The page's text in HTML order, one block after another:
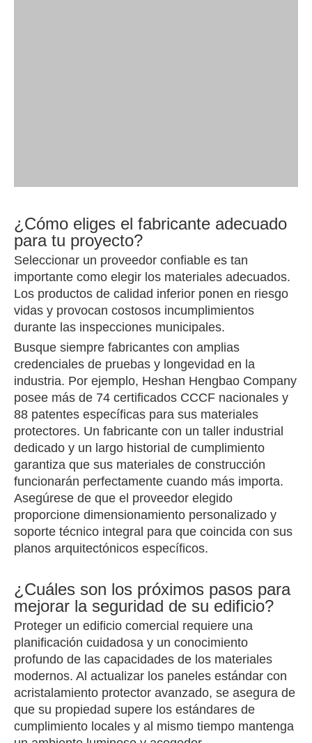
¿Cómo eliges el fabricante adecuado
para tu proyecto?
Seleccionar un proveedor confiable es tan
importante como elegir los materiales adecuados.
Los productos de calidad inferior ponen en riesgo
vidas y provocan costosos incumplimientos
durante las inspecciones municipales.
Busque siempre fabricantes con amplias
credenciales de pruebas y longevidad en la
industria. Por ejemplo, Heshan Hengbao Company
posee más de 74 certificados CCCF nacionales y
88 patentes específicas para sus materiales
protectores. Un fabricante con un taller industrial
dedicado y un largo historial de cumplimiento
garantiza que sus materiales de construcción
funcionarán perfectamente cuando más importa.
Asegúrese de que el proveedor elegido
proporcione dimensionamiento personalizado y
soporte técnico integral para que coincida con sus
planos arquitectónicos específicos.
¿Cuáles son los próximos pasos para
mejorar la seguridad de su edificio?
Proteger un edificio comercial requiere una
planificación cuidadosa y un conocimiento
profundo de las capacidades de los materiales
modernos. Al actualizar los paneles estándar con
acristalamiento protector avanzado, se asegura de
que su propiedad supere los estándares de
cumplimiento locales y al mismo tiempo mantenga